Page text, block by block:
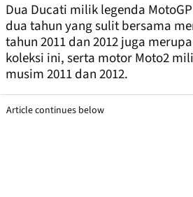
Dua Ducati milik legenda MotoGP
dua tahun yang sulit bersama
tahun 2011 dan 2012 juga
koleksi ini, serta motor Moto2
musim 2011 dan 2012.
Article continues below